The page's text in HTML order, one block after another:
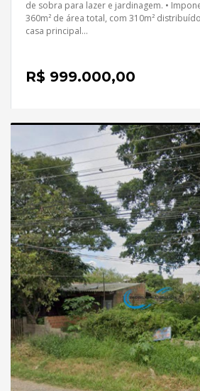
de sobra para lazer e jardinagem. •
360m² de área total, com 310m²
casa principal...
R$ 999.000,00